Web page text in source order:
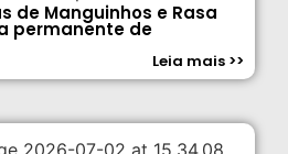
de Manguinhos e Rasa
permanente de
Leia mais >>